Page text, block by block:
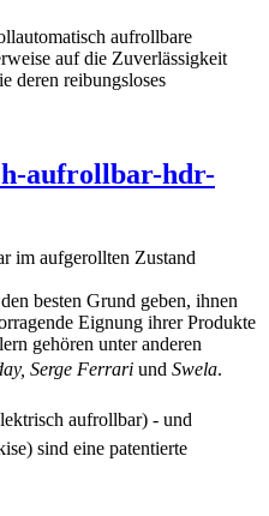
aufrollbare
auf die Zuverlässigkeit
deren reibungsloses
aufrollbar-hdr-
besten Grund geben, ihnen
Eignung ihrer Produkte
gehören unter anderen
Serge Ferrari und Swela.
aufrollbar) - und
sind eine patentierte